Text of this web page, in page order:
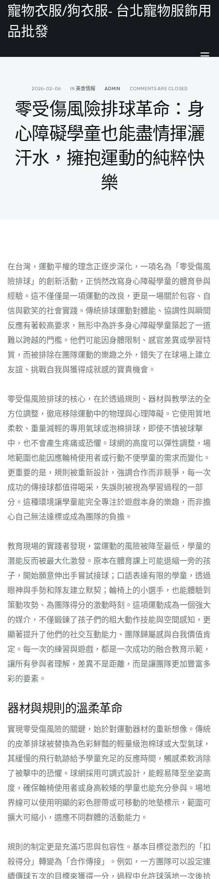
寵物衣服/狗衣服- 台北寵物服飾用
品批發
2026-02-06 IN 美食情報 ADMIN COMMENTS ARE CLOSED
零受傷風險排球革命：身
心障礙學童也能盡情揮灑
汗水，擁抱運動的純粹快
樂
在台灣，運動平權的理念正逐步深化，一項名為「零受傷風
險排球」的創新活動，正悄然改寫身心障礙學童的體育參與
經驗。這不僅僅是一項運動的改良，更是一場關於包容、自
信與歡笑的社會實踐。傳統排球運動對體能、協調性與瞬間
反應有著較高要求，無形中為許多身心障礙學童築起了一道
難以跨越的門檻。他們可能因身體限制、感官差異或學習特
質，而被排除在團隊運動的樂趣之外，錯失了在球場上建立
友誼、挑戰自我與獲得成就感的寶貴機會。
零受傷風險排球的核心，在於透過規則、器材與教學法的全
方位調整，徹底移除運動中的物理與心理障礙。它使用質地
柔軟、重量減輕的專用氣球或泡棉排球，即使不慎被球擊
中，也不會產生疼痛或恐懼。球網的高度可以彈性調整，場
地範圍也能因應輪椅使用者或行動不便學童的需求而變化。
更重要的是，規則被重新設計，強調合作而非競爭，每一次
成功的傳接球都值得喝采，失誤則被視為學習過程的一部
分。這種環境讓學童能完全專注於遊戲本身的樂趣，而非擔
心自己無法達標或成為團隊的負擔。
教育現場的實踐者發現，當運動的風險被降至最低，學童的
潛能反而被最大化激發。原本在體育課上可能退縮一旁的孩
子，開始願意伸出手嘗試接球；口語表達有限的學童，透過
眼神與手勢和隊友建立默契；輪椅上的小選手，也能體驗到
策動攻勢、為團隊得分的激動時刻。這項運動成為一個強大
的媒介，不僅鍛鍊了孩子們的粗大動作技能與空間感知，更
顯著提升了他們的社交互動能力、團隊歸屬感與自我價值肯
定。每一次的練習與遊戲，都是一次成功的融合教育示範，
讓所有參與者理解，差異不是距離，而是讓團隊更加豐富多
彩的要素。
器材與規則的溫柔革命
實現零受傷風險的關鍵，始於對運動器材的重新想像。傳統
的皮革排球被替換為色彩鮮豔的輕量級泡棉球或大型氣球，
其緩慢的飛行軌跡給予學童充足的反應時間，觸感柔軟消除
了被擊中的恐懼。球網採用可調式設計，能輕易降至坐姿高
度，確保輪椅使用者或身高較矮的學童也能充分參與。場地
界線可以使用明顯的彩色膠帶或可移動的地墊標示，範圍可
擴大可縮小，適應不同群體的活動能力。
規則的制定更是充滿巧思與包容性。基本目標從激烈的「扣
殺得分」轉變為「合作傳接」。例如，一方團隊可以設定連
續傳球五次的目標來獲得一分，過程中允許球落地一次後拾